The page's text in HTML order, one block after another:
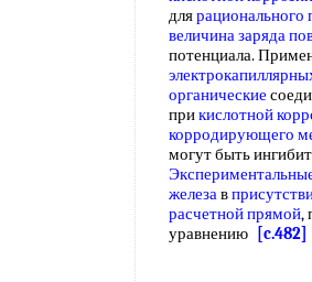
длярационального
величина заряда
потенциала.
органические
прикислотной
корродирующего
могут быть
железав
расчетной прямой,
уравнению
[c.482]